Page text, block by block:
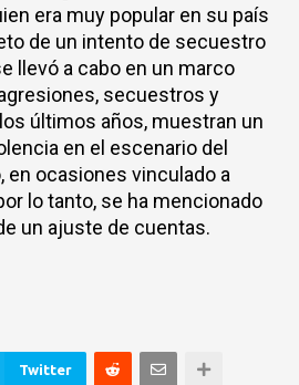
era muy popular en su país
de un intento de secuestro
llevó a cabo en un marco
secuestros y
últimos años, muestran un
en el escenario del
en ocasiones vinculado a
lo tanto, se ha mencionado
un ajuste de cuentas.
Twitter